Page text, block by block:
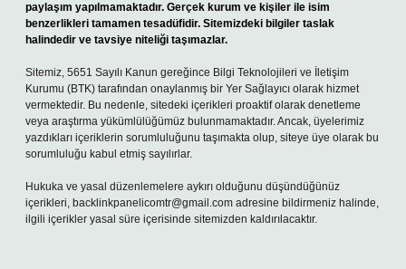
paylaşım yapılmamaktadır. Gerçek kurum ve kişiler ile isim
benzerlikleri tamamen tesadüfidir. Sitemizdeki bilgiler taslak
halindedir ve tavsiye niteliği taşımazlar.
Sitemiz, 5651 Sayılı Kanun gereğince Bilgi Teknolojileri ve İletişim
Kurumu (BTK) tarafından onaylanmış bir Yer Sağlayıcı olarak hizmet
vermektedir. Bu nedenle, sitedeki içerikleri proaktif olarak denetleme
veya araştırma yükümlülüğümüz bulunmamaktadır. Ancak, üyelerimiz
yazdıkları içeriklerin sorumluluğunu taşımakta olup, siteye üye olarak bu
sorumluluğu kabul etmiş sayılırlar.
Hukuka ve yasal düzenlemelere aykırı olduğunu düşündüğünüz
içerikleri, backlinkpanelicomtr@gmail.com adresine bildirmeniz halinde,
ilgili içerikler yasal süre içerisinde sitemizden kaldırılacaktır.